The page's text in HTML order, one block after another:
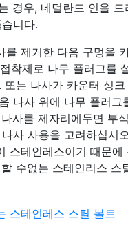
경우, 네덜란드 인을 드
니다.
를 제거한 다음 구멍을
착제로 나무 플러그를
또는 나사가 카운터 싱
나사 위에 나무 플러그
사를 제자리에두면 부
사 사용을 고려하십시
스테인레스이기 때문에
수없는 스테인리스 스